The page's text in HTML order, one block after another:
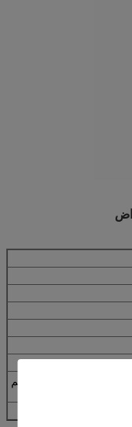
والمواد اللاصقة من معظم